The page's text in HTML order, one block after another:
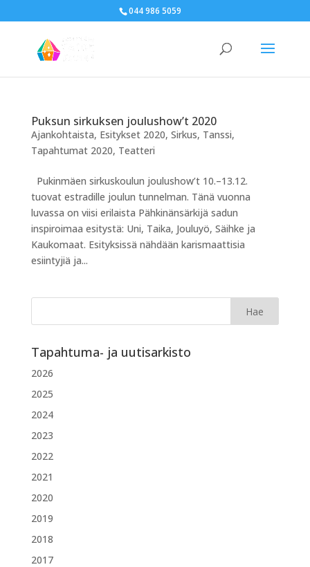
044 986 5059
Puksun sirkuksen joulushow’t 2020
Ajankohtaista, Esitykset 2020, Sirkus, Tanssi,
Tapahtumat 2020, Teatteri
Pukinmäen sirkuskoulun joulushow’t 10.–13.12.
tuovat estradille joulun tunnelman. Tänä vuonna
luvassa on viisi erilaista Pähkinänsärkijä sadun
inspiroimaa esitystä: Uni, Taika, Jouluyö, Säihke ja
Kaukomaat. Esityksissä nähdään karismaattisia
esiintyjiä ja...
Tapahtuma- ja uutisarkisto
2026
2025
2024
2023
2022
2021
2020
2019
2018
2017